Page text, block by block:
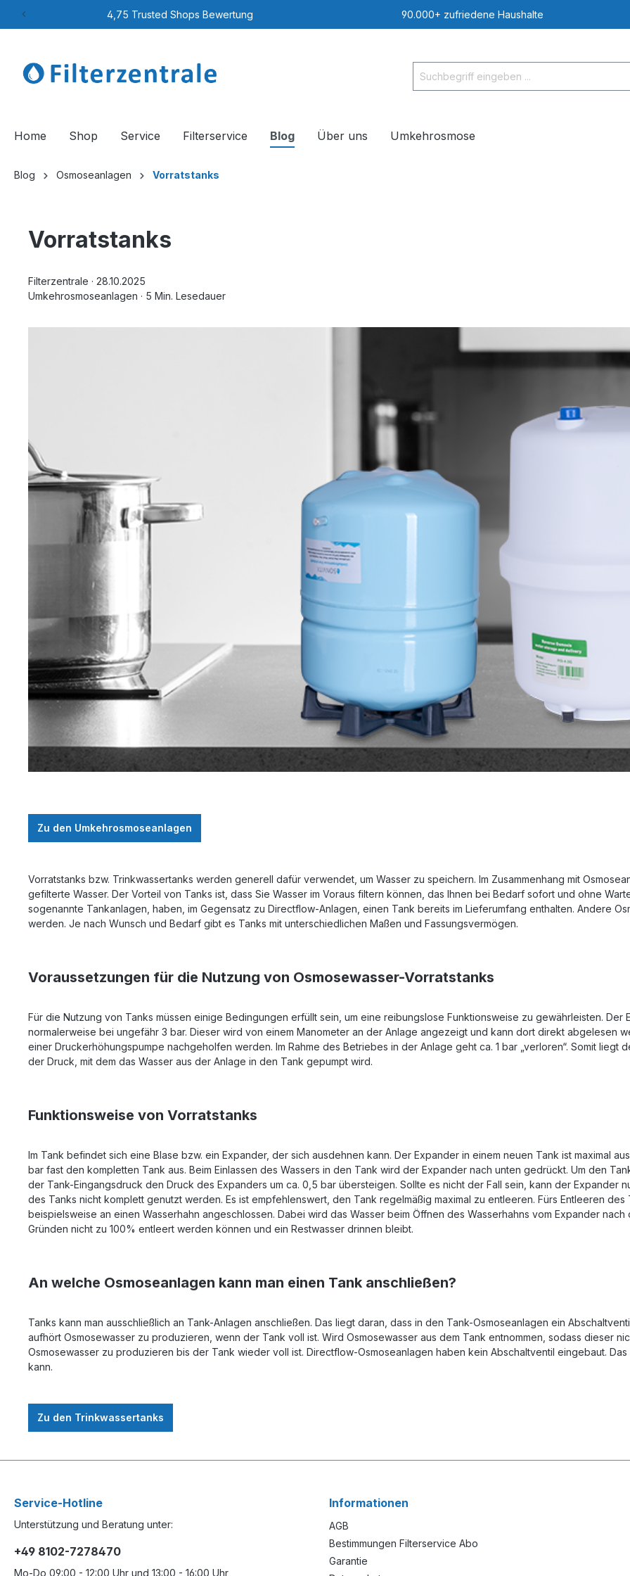
4,75 Trusted Shops Bewertung 90.000+ zufriedene Haushalte
Home Shop Service Filterservice Blog Über uns Umkehrosmose
Blog Osmoseanlagen Vorratstanks
Vorratstanks
Filterzentrale · 28.10.2025
Umkehrosmoseanlagen · 5 Min. Lesedauer
Zu den Umkehrosmoseanlagen
Vorratstanks bzw. Trinkwassertanks werden generell dafür verwendet, um Wasser zu speichern. Im Zusammenhang mit
gefilterte Wasser. Der Vorteil von Tanks ist, dass Sie Wasser im Voraus filtern können, das Ihnen bei Bedarf sofort und ohne
sogenannte Tankanlagen, haben, im Gegensatz zu Directflow-Anlagen, einen Tank bereits im Lieferumfang enthalten. Andere
werden. Je nach Wunsch und Bedarf gibt es Tanks mit unterschiedlichen Maßen und Fassungsvermögen.
Voraussetzungen für die Nutzung von Osmosewasser-Vorratstanks
Für die Nutzung von Tanks müssen einige Bedingungen erfüllt sein, um eine reibungslose Funktionsweise zu gewährleisten.
normalerweise bei ungefähr 3 bar. Dieser wird von einem Manometer an der Anlage angezeigt und kann dort direkt abgelesen
einer Druckerhöhungspumpe nachgeholfen werden. Im Rahme des Betriebes in der Anlage geht ca. 1 bar „verloren“. Somit liegt
der Druck, mit dem das Wasser aus der Anlage in den Tank gepumpt wird.
Funktionsweise von Vorratstanks
Im Tank befindet sich eine Blase bzw. ein Expander, der sich ausdehnen kann. Der Expander in einem neuen Tank ist maximal
bar fast den kompletten Tank aus. Beim Einlassen des Wassers in den Tank wird der Expander nach unten gedrückt. Um den
der Tank-Eingangsdruck den Druck des Expanders um ca. 0,5 bar übersteigen. Sollte es nicht der Fall sein, kann der Expander
des Tanks nicht komplett genutzt werden. Es ist empfehlenswert, den Tank regelmäßig maximal zu entleeren. Fürs Entleeren
beispielsweise an einen Wasserhahn angeschlossen. Dabei wird das Wasser beim Öffnen des Wasserhahns vom Expander
Gründen nicht zu 100% entleert werden können und ein Restwasser drinnen bleibt.
An welche Osmoseanlagen kann man einen Tank anschließen?
Tanks kann man ausschließlich an Tank-Anlagen anschließen. Das liegt daran, dass in den Tank-Osmoseanlagen ein
aufhört Osmosewasser zu produzieren, wenn der Tank voll ist. Wird Osmosewasser aus dem Tank entnommen, sodass dieser
Osmosewasser zu produzieren bis der Tank wieder voll ist. Directflow-Osmoseanlagen haben kein Abschaltventil eingebaut.
kann.
Zu den Trinkwassertanks
Service-Hotline
Unterstützung und Beratung unter:
+49 8102-7278470
Mo-Do 09:00 - 12:00 Uhr und 13:00 - 16:00 Uhr
Informationen
AGB
Bestimmungen Filterservice Abo
Garantie